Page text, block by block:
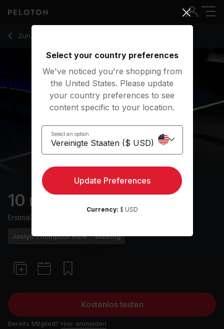
Zurück zu Walking-Kurse
Zurück
10 min Cool Down Walk
Erstmals ausgestrahlt am
Joslyn Thompson Rule Walking
Kostenlos testen
Bereits Mitglied? Hier anmelden
10 Min Cool Down Walk with R&B Music - Joslyn Thompson
Select your country preferences
We've noticed you're shopping from
the United States. Please update
your country preferences to see
content specific to your location.
Select an option
Update Preferences
Currency: $ USD